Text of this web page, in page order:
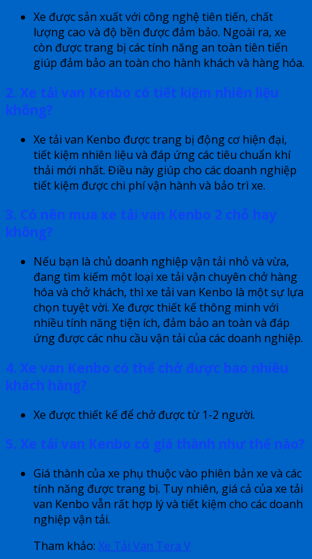
Xe được sản xuất với công nghệ tiên tiến, chất
lượng cao và độ bền được đảm bảo. Ngoài ra, xe
còn được trang bị các tính năng an toàn tiên tiến
giúp đảm bảo an toàn cho hành khách và hàng hóa.
2. Xe tải van Kenbo có tiết kiệm nhiên liệu
không?
Xe tải van Kenbo được trang bị động cơ hiện đại,
tiết kiệm nhiên liệu và đáp ứng các tiêu chuẩn khí
thải mới nhất. Điều này giúp cho các doanh nghiệp
tiết kiệm được chi phí vận hành và bảo trì xe.
3. Có nên mua xe tải van Kenbo 2 chỗ hay
không?
Nếu bạn là chủ doanh nghiệp vận tải nhỏ và vừa,
đang tìm kiếm một loại xe tải vận chuyên chở hàng
hóa và chở khách, thì xe tải van Kenbo là một sự lựa
chọn tuyệt vời. Xe được thiết kế thông minh với
nhiều tính năng tiện ích, đảm bảo an toàn và đáp
ứng được các nhu cầu vận tải của các doanh nghiệp.
4. Xe van Kenbo có thể chở được bao nhiêu
khách hàng?
Xe được thiết kế để chở được từ 1-2 người.
5. Xe tải van Kenbo có giá thành như thế nào?
Giá thành của xe phụ thuộc vào phiên bản xe và các
tính năng được trang bị. Tuy nhiên, giá cả của xe tải
van Kenbo vẫn rất hợp lý và tiết kiệm cho các doanh
nghiệp vận tải.
Tham khảo: Xe Tải Van Tera V